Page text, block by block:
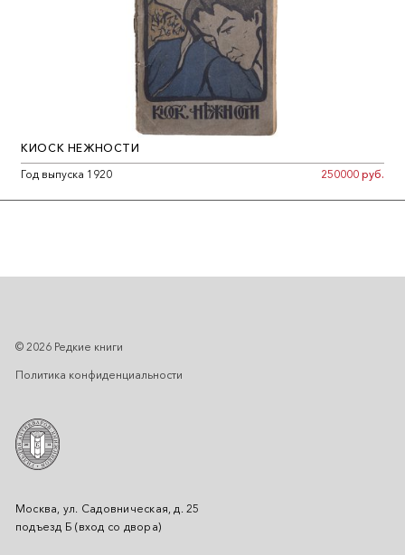
КИОСК НЕЖНОСТИ
Год выпуска 1920
250000 руб.
Москва, ул. Садовническая, д. 25
подъезд Б (вход со двора)
© 2026 Редкие книги
Политика конфиденциальности